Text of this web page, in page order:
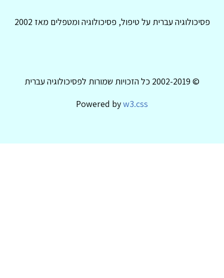
פסיכולוגיה עברית על טיפול, פסיכולוגיה ומטפלים מאז 2002
© 2002-2019 כל הזכויות שמורות לפסיכולוגיה עברית
Powered byw3.css